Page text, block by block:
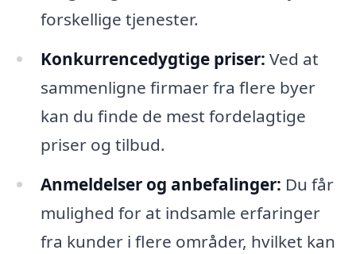
forskellige tjenester.
Konkurrencedygtige priser: Ved at
sammenligne firmaer fra flere byer
kan du finde de mest fordelagtige
priser og tilbud.
Anmeldelser og anbefalinger: Du får
mulighed for at indsamle erfaringer
fra kunder i flere områder, hvilket kan